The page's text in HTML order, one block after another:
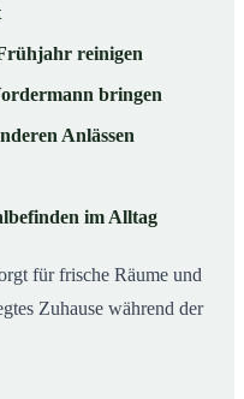
reinigen
bringen
Anlässen
im Alltag
für frische Räume und
Zuhause während der